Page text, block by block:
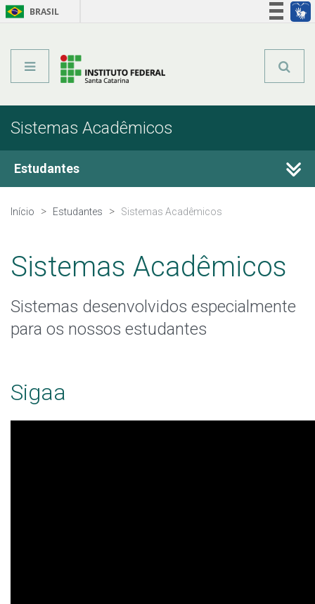
BRASIL
Sistemas Acadêmicos
Estudantes
Guia do Estudante
Bibliotecas
Calendário Acadêmico
Intercâmbio Estudantil
Início Estudantes Sistemas Acadêmicos
Sistemas Acadêmicos
Sistemas desenvolvidos especialmente
para os nossos estudantes
Sigaa